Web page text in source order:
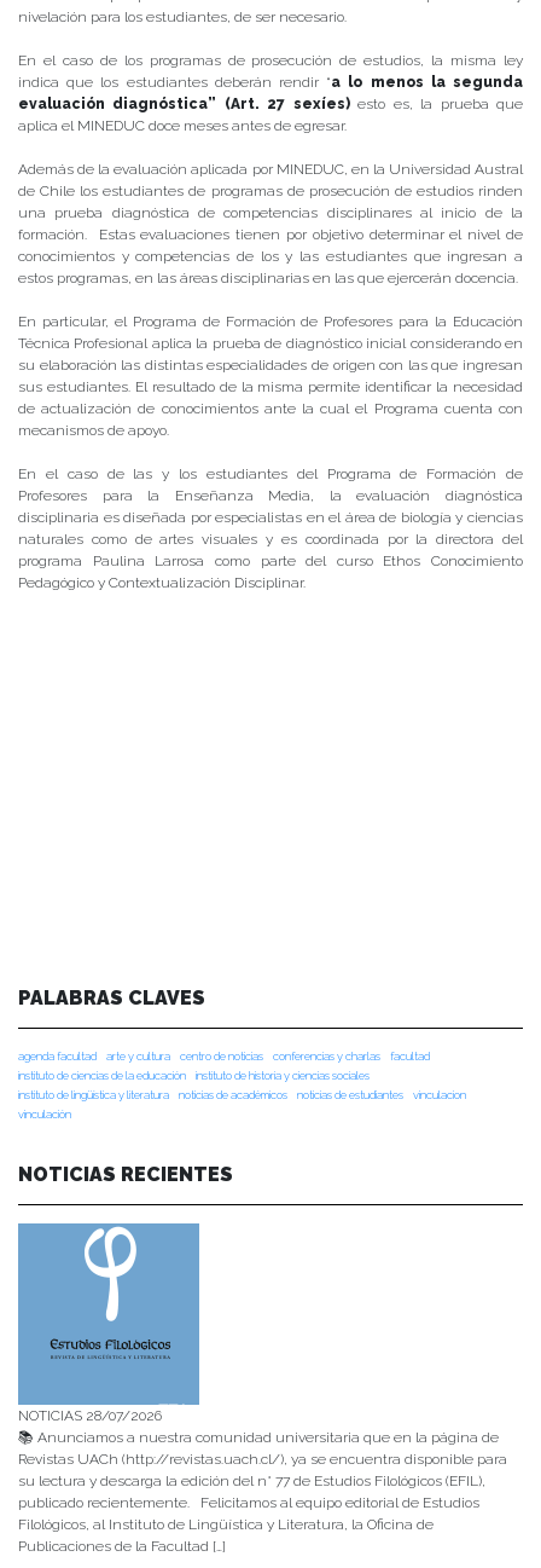
nivelación para los estudiantes, de ser necesario.
En el caso de los programas de prosecución de estudios, la misma ley
indica que los estudiantes deberán rendir “a lo menos la segunda
evaluación diagnóstica” (Art. 27 sexíes)esto es, la prueba que
aplica el MINEDUC doce meses antes de egresar.
Además de la evaluación aplicada por MINEDUC, en la Universidad Austral
de Chile los estudiantes de programas de prosecución de estudios rinden
una prueba diagnóstica de competencias disciplinares al inicio de la
formación. Estas evaluaciones tienen por objetivo determinar el nivel de
conocimientos y competencias de los y las estudiantes que ingresan a
estos programas, en las áreas disciplinarias en las que ejercerán docencia.
En particular, el Programa de Formación de Profesores para la Educación
Técnica Profesional aplica la prueba de diagnóstico inicial considerando en
su elaboración las distintas especialidades de origen con las que ingresan
sus estudiantes. El resultado de la misma permite identificar la necesidad
de actualización de conocimientos ante la cual el Programa cuenta con
mecanismos de apoyo.
​En el caso de las y los estudiantes del Programa de Formación de
Profesores para la Enseñanza Media, la evaluación diagnóstica
disciplinaria es diseñada por especialistas en el área de biología y ciencias
naturales como de artes visuales y es coordinada por la directora del
programa Paulina Larrosa como parte del curso Ethos Conocimiento
Pedagógico y Contextualización Disciplinar.
PALABRAS CLAVES
agenda facultad arte y cultura centro de noticias conferencias y charlas
facultad
instituto de ciencias de la educación
instituto de historia y ciencias sociales
instituto de lingüística y literatura
noticias de académicos noticias de estudiantes
vinculacion
vinculación
NOTICIAS RECIENTES
NOTICIAS 28/07/2026
📚 Anunciamos a nuestra comunidad universitaria que en la página de
Revistas UACh (http://revistas.uach.cl/), ya se encuentra disponible para
su lectura y descarga la edición del n° 77 de Estudios Filológicos (EFIL),
publicado recientemente. Felicitamos al equipo editorial de Estudios
Filológicos, al Instituto de Lingüística y Literatura, la Oficina de
Publicaciones de la Facultad […]